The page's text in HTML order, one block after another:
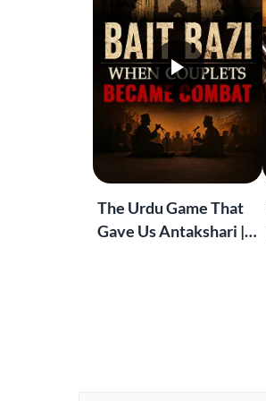
The Urdu Game That
Gave Us Antakshari |